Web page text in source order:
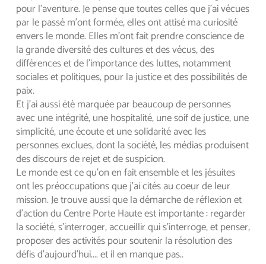
pour l'aventure. Je pense que toutes celles que j'ai vécues
par le passé m'ont formée, elles ont attisé ma curiosité
envers le monde. Elles m'ont fait prendre conscience de
la grande diversité des cultures et des vécus, des
différences et de l'importance des luttes, notamment
sociales et politiques, pour la justice et des possibilités de
paix.
Et j'ai aussi été marquée par beaucoup de personnes
avec une intégrité, une hospitalité, une soif de justice, une
simplicité, une écoute et une solidarité avec les
personnes exclues, dont la société, les médias produisent
des discours de rejet et de suspicion.
Le monde est ce qu'on en fait ensemble et les jésuites
ont les préoccupations que j'ai cités au coeur de leur
mission. Je trouve aussi que la démarche de réflexion et
d'action du Centre Porte Haute est importante : regarder
la société, s'interroger, accueillir qui s'interroge, et penser,
proposer des activités pour soutenir la résolution des
défis d'aujourd'hui.... et il en manque pas..